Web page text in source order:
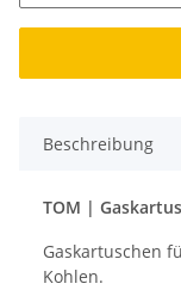
Beschreibung
TOM |
Gaskartuschen
Kohlen.